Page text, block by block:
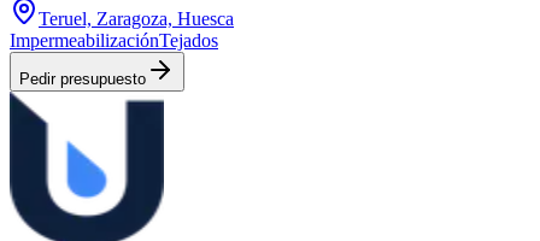
Teruel, Zaragoza, Huesca
ImpermeabilizaciónTejados
Pedir presupuesto